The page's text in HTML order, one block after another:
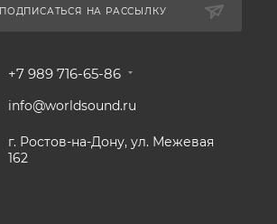
ПОДПИСАТЬСЯ НА РАССЫЛКУ
+7 989 716-65-86
info@worldsound.ru
г. Ростов-на-Дону, ул. Межевая
162